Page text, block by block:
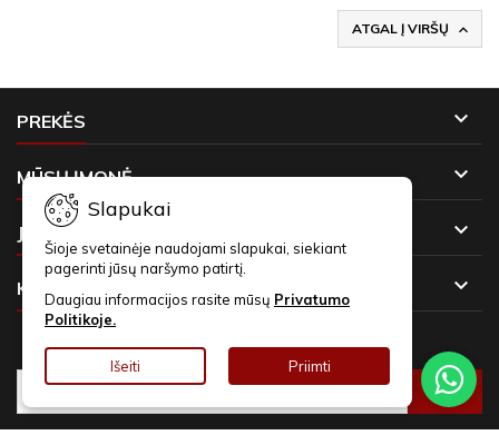
ATGAL Į VIRŠŲ 
PREKĖS 
MŪSŲ ĮMONĖ 
JŪSŲ PASKYRA 
KONTAKTAI 
Slapukai
Šioje svetainėje naudojami slapukai, siekiant
pagerinti jūsų naršymo patirtį.
Daugiau informacijos rasite mūsų Privatumo
Politikoje.
Išeiti Priimti
NAUJIENLAIŠKIAI